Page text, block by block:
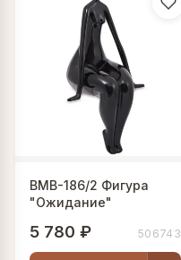
BMB-186/2 Фигура
"Ожидание"
5 780 ₽ 506743